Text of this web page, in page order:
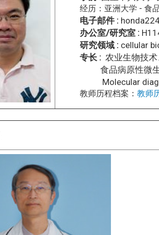
经历：亚洲大学 - 食
电子邮件 :
办公室/研究室 :
研究领域 : cellular
专长 : 农业生物技
食品病原性微生
Molecular
教师历程档案： 教师